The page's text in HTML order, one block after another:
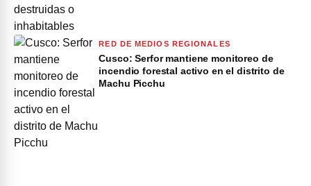
RED DE MEDIOS REGIONALES
Cusco: Serfor mantiene monitoreo de
incendio forestal activo en el distrito de
Machu Picchu